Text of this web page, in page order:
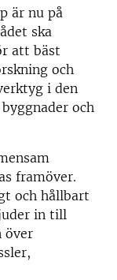
är nu på
ska
att bäst
och
i den
och
framöver.
och hållbart
in till
över